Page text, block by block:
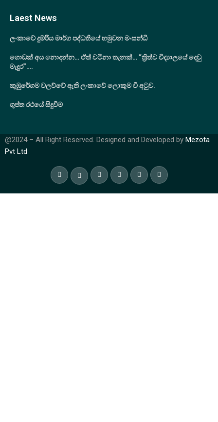
Laest News
ලංකාවේ දුම්රිය මාර්ග පද්ධතියේ හමුවන මංසන්ධි
ගොඩක් අය නොදන්න… ඒත් වටිනා තැනක්… “ත්‍රිත්ව විද්‍යාලයේ දෙවු
මැදුර”….
කුඹුරේගම වලව්වේ ඇති ලංකාවේ ලොකුම වී අටුව.
ගුප්ත රථයේ සිදුවීම
@2024 – All Right Reserved. Designed and Developed by Mezota
Pvt Ltd